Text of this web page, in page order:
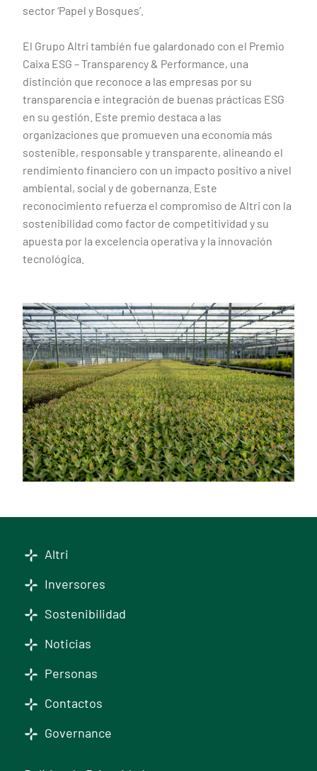
sector ‘Papel y Bosques’.
El Grupo Altri también fue galardonado con el Premio
Caixa ESG – Transparency & Performance, una
distinción que reconoce a las empresas por su
transparencia e integración de buenas prácticas ESG
en su gestión. Este premio destaca a las
organizaciones que promueven una economía más
sostenible, responsable y transparente, alineando el
rendimiento financiero con un impacto positivo a nivel
ambiental, social y de gobernanza. Este
reconocimiento refuerza el compromiso de Altri con la
sostenibilidad como factor de competitividad y su
apuesta por la excelencia operativa y la innovación
tecnológica.
Altri
Inversores
Sostenibilidad
Noticias
Personas
Contactos
Governance